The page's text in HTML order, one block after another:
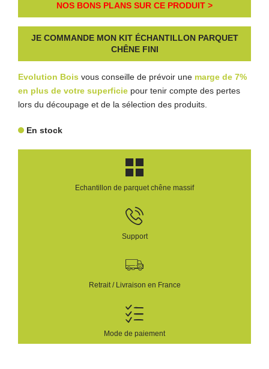
NOS BONS PLANS SUR CE PRODUIT >
JE COMMANDE MON KIT ÉCHANTILLON PARQUET
CHÊNE FINI
Evolution Bois vous conseille de prévoir une marge de 7%
en plus de votre superficie pour tenir compte des pertes
lors du découpage et de la sélection des produits.
En stock
Echantillon de parquet chêne massif
Support
Retrait / Livraison en France
Mode de paiement